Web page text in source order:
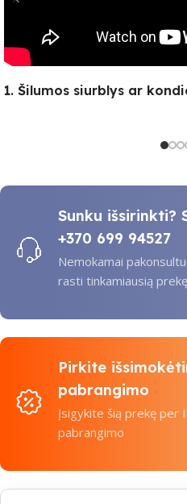
1. Šilumos siurblys ar
Sunku išsirinkti?
+370 699 94527
Nemokamai
rasti tinkamiausią prekę
Pirkite
pabrangimo
Įsigykite šią prekę per
pabrangimo